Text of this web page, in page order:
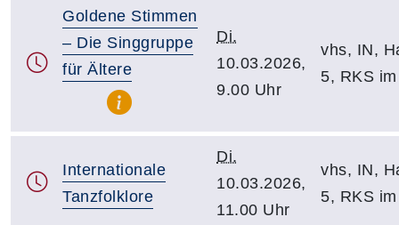
Goldene Stimmen
– Die Singgruppe
für Ältere
Di.
10.03.2026,
9.00 Uhr
vhs, IN,
5, RKS
Internationale
Tanzfolklore
Di.
10.03.2026,
11.00 Uhr
vhs, IN,
5, RKS